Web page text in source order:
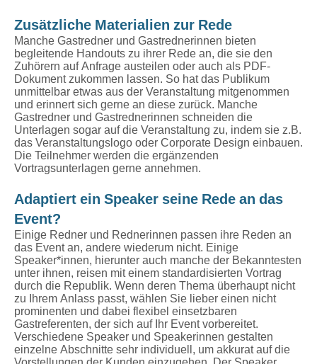
Zusätzliche Materialien zur Rede
Manche Gastredner und Gastrednerinnen bieten
begleitende Handouts zu ihrer Rede an, die sie den
Zuhörern auf Anfrage austeilen oder auch als PDF-
Dokument zukommen lassen. So hat das Publikum
unmittelbar etwas aus der Veranstaltung mitgenommen
und erinnert sich gerne an diese zurück. Manche
Gastredner und Gastrednerinnen schneiden die
Unterlagen sogar auf die Veranstaltung zu, indem sie z.B.
das Veranstaltungslogo oder Corporate Design einbauen.
Die Teilnehmer werden die ergänzenden
Vortragsunterlagen gerne annehmen.
Adaptiert ein Speaker seine Rede an das
Event?
Einige Redner und Rednerinnen passen ihre Reden an
das Event an, andere wiederum nicht. Einige
Speaker*innen, hierunter auch manche der Bekanntesten
unter ihnen, reisen mit einem standardisierten Vortrag
durch die Republik. Wenn deren Thema überhaupt nicht
zu Ihrem Anlass passt, wählen Sie lieber einen nicht
prominenten und dabei flexibel einsetzbaren
Gastreferenten, der sich auf Ihr Event vorbereitet.
Verschiedene Speaker und Speakerinnen gestalten
einzelne Abschnitte sehr individuell, um akkurat auf die
Vorstellungen der Kunden einzugehen. Der Speaker